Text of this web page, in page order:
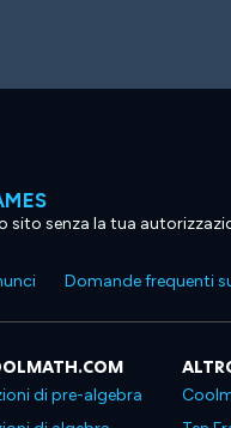
senza la tua
Domande frequenti
di pre-algebra